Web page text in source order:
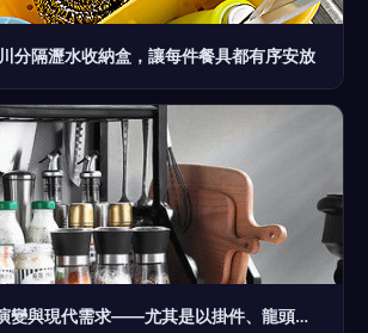
分隔瀝水收納盒，讓每件餐具都有序安放
多種廚房組件的演變與現代需求——尤其是以掛件、龍頭和手環為止的工具提升與架設想